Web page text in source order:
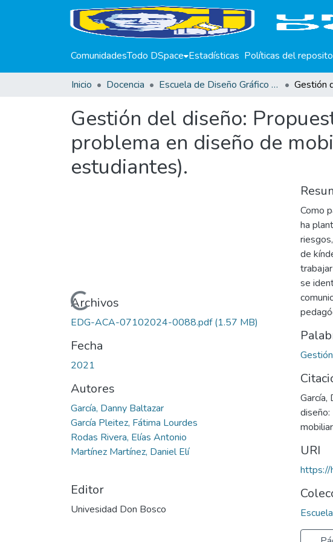
ComunidadesTodo DSpace Estadísticas Políticas del
Inicio Docencia Escuela de Diseño Gráfico e Industrial
Gestión del diseño:
problema en diseño de
estudiantes).
Cargando...
Archivos
EDG-ACA-07102024-0088.pdf(1.57 MB)
Fecha
2021
Autores
García, Danny Baltazar
García Pleitez, Fátima Lourdes
Rodas Rivera, Elías Antonio
Martínez Martínez, Daniel Elí
Editor
Univesidad Don Bosco
Como
ha
de
se
García,
URI